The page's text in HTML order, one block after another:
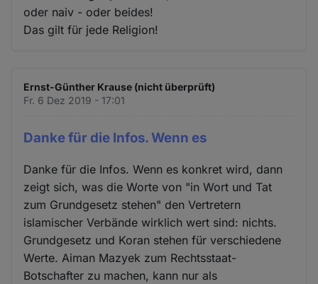
oder naiv - oder beides!
Das gilt für jede Religion!
Ernst-Günther Krause (nicht überprüft)
Fr. 6 Dez 2019 - 17:01
Danke für die Infos. Wenn es
Danke für die Infos. Wenn es konkret wird, dann
zeigt sich, was die Worte von "in Wort und Tat
zum Grundgesetz stehen" den Vertretern
islamischer Verbände wirklich wert sind: nichts.
Grundgesetz und Koran stehen für verschiedene
Werte. Aiman Mazyek zum Rechtsstaat-
Botschafter zu machen, kann nur als